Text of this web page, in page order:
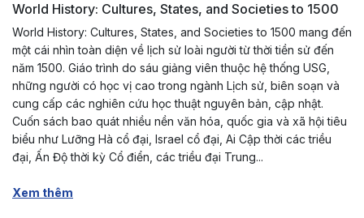
World History: Cultures, States, and Societies to 1500
World History: Cultures, States, and Societies to 1500 mang đến
một cái nhìn toàn diện về lịch sử loài người từ thời tiền sử đến
năm 1500. Giáo trình do sáu giảng viên thuộc hệ thống USG,
những người có học vị cao trong ngành Lịch sử, biên soạn và
cung cấp các nghiên cứu học thuật nguyên bản, cập nhật.
Cuốn sách bao quát nhiều nền văn hóa, quốc gia và xã hội tiêu
biểu như Lưỡng Hà cổ đại, Israel cổ đại, Ai Cập thời các triều
đại, Ấn Độ thời kỳ Cổ điển, các triều đại Trung...
Xem thêm